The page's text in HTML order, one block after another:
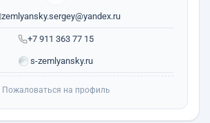
+7 911 363 77 15
zemlyansky.sergey@yandex.ru
s-zemlyansky.ru
Пожаловаться на профиль